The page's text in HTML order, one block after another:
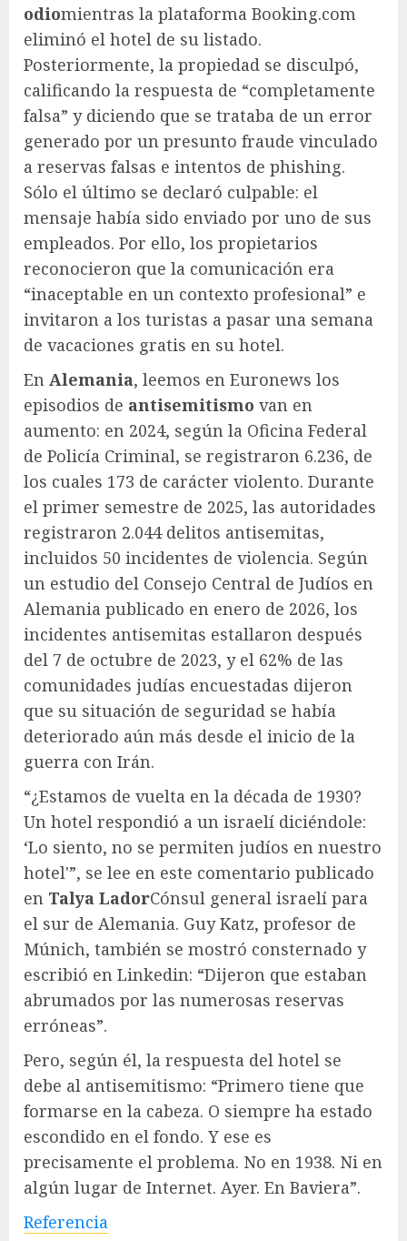
odiomientras la plataforma Booking.com
eliminó el hotel de su listado.
Posteriormente, la propiedad se disculpó,
calificando la respuesta de “completamente
falsa” y diciendo que se trataba de un error
generado por un presunto fraude vinculado
a reservas falsas e intentos de phishing.
Sólo el último se declaró culpable: el
mensaje había sido enviado por uno de sus
empleados. Por ello, los propietarios
reconocieron que la comunicación era
“inaceptable en un contexto profesional” e
invitaron a los turistas a pasar una semana
de vacaciones gratis en su hotel.
En Alemania, leemos en Euronews los
episodios de antisemitismo van en
aumento: en 2024, según la Oficina Federal
de Policía Criminal, se registraron 6.236, de
los cuales 173 de carácter violento. Durante
el primer semestre de 2025, las autoridades
registraron 2.044 delitos antisemitas,
incluidos 50 incidentes de violencia. Según
un estudio del Consejo Central de Judíos en
Alemania publicado en enero de 2026, los
incidentes antisemitas estallaron después
del 7 de octubre de 2023, y el 62% de las
comunidades judías encuestadas dijeron
que su situación de seguridad se había
deteriorado aún más desde el inicio de la
guerra con Irán.
“¿Estamos de vuelta en la década de 1930?
Un hotel respondió a un israelí diciéndole:
‘Lo siento, no se permiten judíos en nuestro
hotel'”, se lee en este comentario publicado
en Talya LadorCónsul general israelí para
el sur de Alemania. Guy Katz, profesor de
Múnich, también se mostró consternado y
escribió en Linkedin: “Dijeron que estaban
abrumados por las numerosas reservas
erróneas”.
Pero, según él, la respuesta del hotel se
debe al antisemitismo: “Primero tiene que
formarse en la cabeza. O siempre ha estado
escondido en el fondo. Y ese es
precisamente el problema. No en 1938. Ni en
algún lugar de Internet. Ayer. En Baviera”.
Referencia